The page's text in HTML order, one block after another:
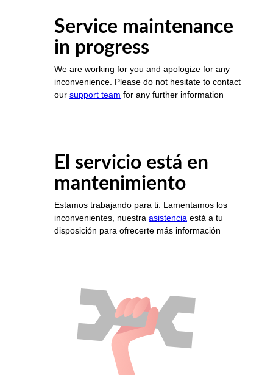
Service maintenance
in progress
We are working for you and apologize for any
inconvenience. Please do not hesitate to contact
our support team for any further information
El servicio está en
mantenimiento
Estamos trabajando para ti. Lamentamos los
inconvenientes, nuestra asistencia está a tu
disposición para ofrecerte más información